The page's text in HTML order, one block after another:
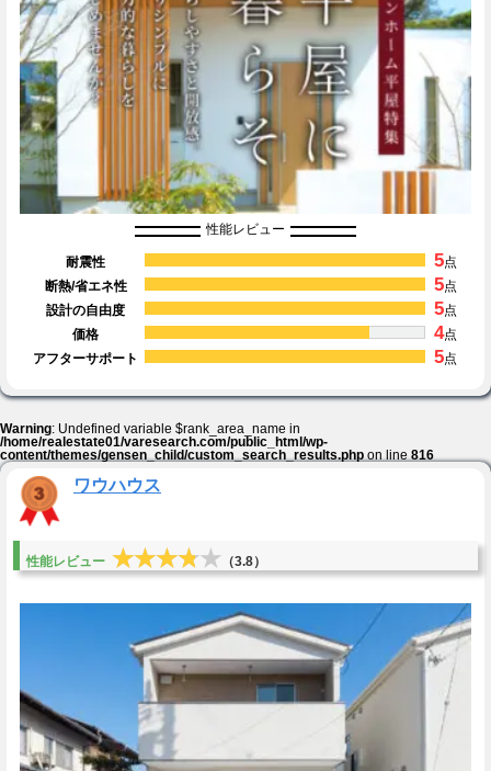
性能レビュー
耐震性 5点
断熱/省エネ性
5点
設計の自由度
5点
価格
4点
アフターサポート
5点
Warning: Undefined variable $rank_area_name in
/home/realestate01/varesearch.com/public_html/wp-
content/themes/gensen_child/custom_search_results.php on line 816
ワウハウス
性能レビュー ★★★★★
★★★★★ （3.8）